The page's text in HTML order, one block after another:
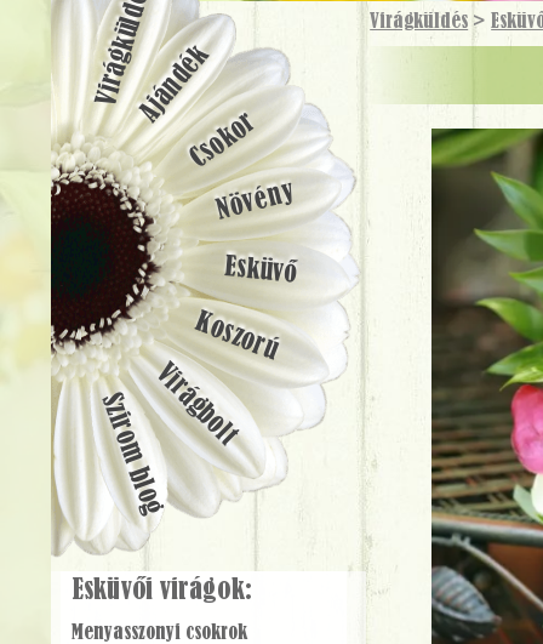
Virágküldés >
VirágküldésAjándék
Csokor
Növény
Esküvő
Koszorú
Virágbolt
Szirom blog
Esküvői virágok:
Menyasszonyi csokrok